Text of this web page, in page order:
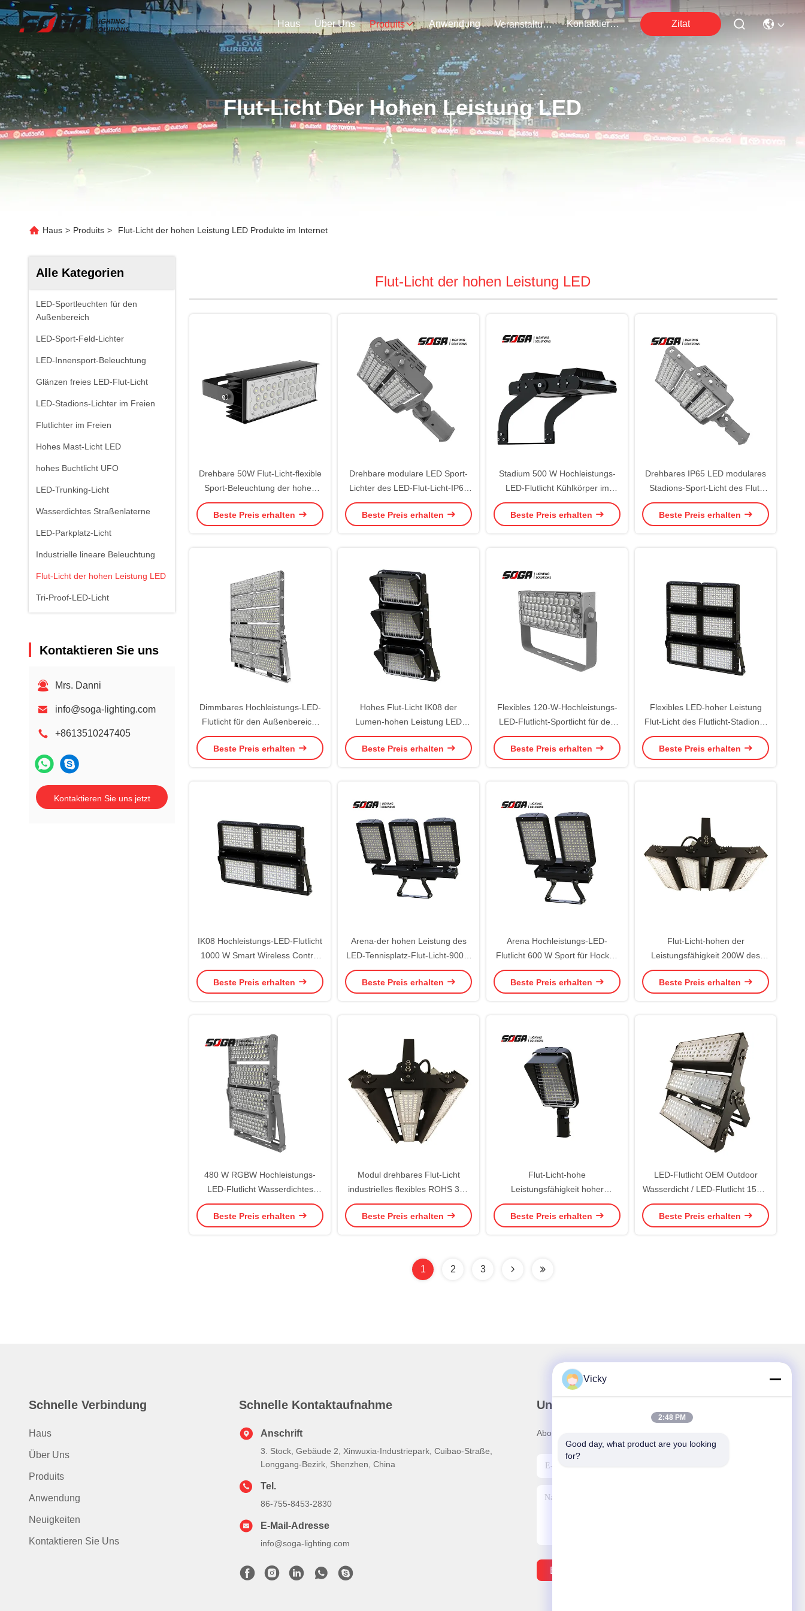
Haus Über Uns Produits Anwendung Veranstaltungen Kontaktieren Sie Uns Zitat
Flut-Licht Der Hohen Leistung LED
Haus > Produits > Flut-Licht der hohen Leistung LED Produkte im Internet
Alle Kategorien
LED-Sportleuchten für den
Außenbereich
LED-Sport-Feld-Lichter
LED-Innensport-Beleuchtung
Glänzen freies LED-Flut-Licht
LED-Stadions-Lichter im Freien
Flutlichter im Freien
Hohes Mast-Licht LED
hohes Buchtlicht UFO
LED-Trunking-Licht
Wasserdichtes Straßenlaterne
LED-Parkplatz-Licht
Industrielle lineare Beleuchtung
Flut-Licht der hohen Leistung LED
Tri-Proof-LED-Licht
Kontaktieren Sie uns
Mrs. Danni
info@soga-lighting.com
+8613510247405
Kontaktieren Sie uns jetzt
Flut-Licht der hohen Leistung LED
Drehbare 50W Flut-Licht-flexible
Sport-Beleuchtung der hohen
Leistung LED
Beste Preis erhalten
Drehbare modulare LED Sport-
Lichter des LED-Flut-Licht-IP65
240W im Freien
Beste Preis erhalten
Stadium 500 W Hochleistungs-
LED-Flutlicht Kühlkörper im
Rippenstil mit hoher
Gleichmäßigkeit
Beste Preis erhalten
Drehbares IP65 LED modulares
Stadions-Sport-Licht des Flut-
Licht-360w
Beste Preis erhalten
Dimmbares Hochleistungs-LED-
Flutlicht für den Außenbereich,
960 W, hohes Lumen-Flutlicht
Beste Preis erhalten
Hohes Flut-Licht IK08 der
Lumen-hohen Leistung LED
energiesparendes des Flutlicht-
750W
Beste Preis erhalten
Flexibles 120-W-Hochleistungs-
LED-Flutlicht-Sportlicht für den
Außenbereich IP65
Beste Preis erhalten
Flexibles LED-hoher Leistung
Flut-Licht des Flutlicht-Stadions-
1500 des Watt-LED
Beste Preis erhalten
IK08 Hochleistungs-LED-Flutlicht
1000 W Smart Wireless Control
System
Beste Preis erhalten
Arena-der hohen Leistung des
LED-Tennisplatz-Flut-Licht-900W
Flutlicht im Freien
Beste Preis erhalten
Arena Hochleistungs-LED-
Flutlicht 600 W Sport für Hockey
Rink
Beste Preis erhalten
Flut-Licht-hohen der
Leistungsfähigkeit 200W des
Sport-LED drehbares Modul im
Freien
Beste Preis erhalten
480 W RGBW Hochleistungs-
LED-Flutlicht Wasserdichtes
DMX-Dimmen
Beste Preis erhalten
Modul drehbares Flut-Licht
industrielles flexibles ROHS 300
Watt-LED
Beste Preis erhalten
Flut-Licht-hohe
Leistungsfähigkeit hoher
Leistung LED 175lm/W 300W für
Straßen
Beste Preis erhalten
LED-Flutlicht OEM Outdoor
Wasserdicht / LED-Flutlicht 150W
IP66 CE
Beste Preis erhalten
1 2 3
Schnelle Verbindung
Haus
Über Uns
Produits
Anwendung
Neuigkeiten
Kontaktieren Sie Uns
Schnelle Kontaktaufnahme
Anschrift
3. Stock, Gebäude 2, Xinwuxia-Industriepark, Cuibao-Straße,
Longgang-Bezirk, Shenzhen, China
Tel.
86-755-8453-2830
E-Mail-Adresse
info@soga-lighting.com
Unser Newsletter
Abonnieren Sie unseren Newsletter für Rabatte und mehr.
E-Mail Senden
Vicky
2:48 PM
Good day, what product are you looking
for?